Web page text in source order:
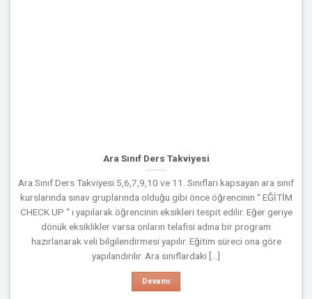
Ara Sınıf Ders Takviyesi
Ara Sınıf Ders Takviyesi 5,6,7,9,10 ve 11. Sınıfları kapsayan ara sınıf
kurslarında sınav gruplarında olduğu gibi önce öğrencinin “ EĞİTİM
CHECK UP “ ı yapılarak öğrencinin eksikleri tespit edilir. Eğer geriye
dönük eksiklikler varsa onların telafisi adına bir program
hazırlanarak veli bilgilendirmesi yapılır. Eğitim süreci ona göre
yapılandırılır. Ara sınıflardaki [...]
Devamı